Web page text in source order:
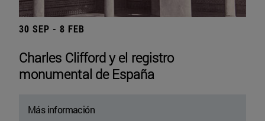
30 SEP - 8 FEB
Charles Clifford y el registro
monumental de España
Más información